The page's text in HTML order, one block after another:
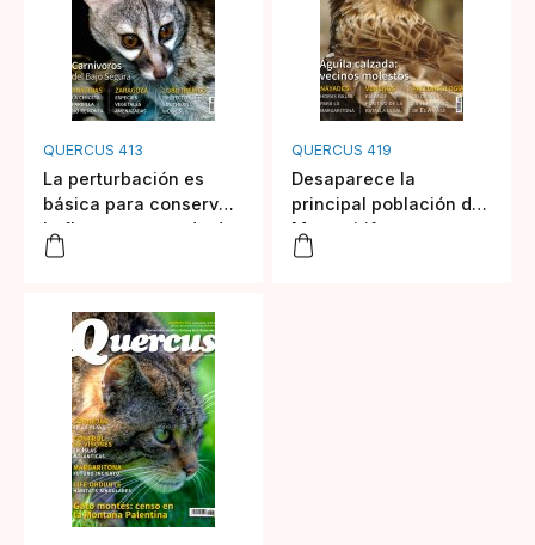
QUERCUS 413
La perturbación es
básica para conservar
la flora amenazada de
Zaragoza
QUERCUS 419
Desaparece la
principal población de
Margaritifera
auricularia en España